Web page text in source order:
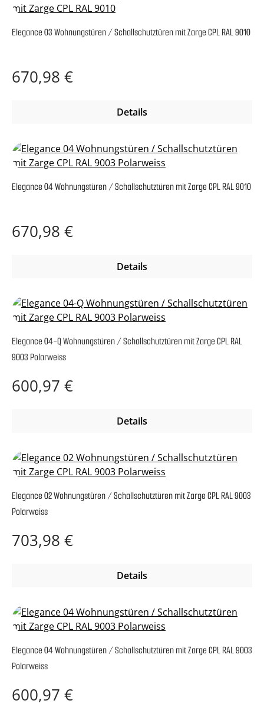
Elegance 03 Wohnungstüren / Schallschutztüren mit Zarge CPL RAL 9010
Regulärer Preis:
670,98 €
Details
Elegance 04 Wohnungstüren / Schallschutztüren mit Zarge CPL RAL 9010
Regulärer Preis:
670,98 €
Details
Elegance 04-Q Wohnungstüren / Schallschutztüren mit Zarge CPL RAL
9003 Polarweiss
Regulärer Preis:
600,97 €
Details
Elegance 02 Wohnungstüren / Schallschutztüren mit Zarge CPL RAL 9003
Polarweiss
Regulärer Preis:
703,98 €
Details
Elegance 04 Wohnungstüren / Schallschutztüren mit Zarge CPL RAL 9003
Polarweiss
Regulärer Preis:
600,97 €